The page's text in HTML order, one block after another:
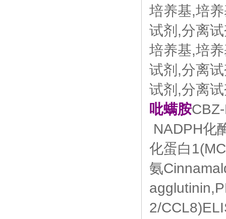
培养基,培
试剂,分离
培养基,培
试剂,分离
试剂,分离
吡螨胺
NADPH化
化蛋白
氨
2/